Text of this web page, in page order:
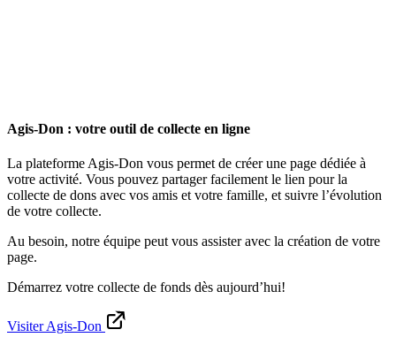
Agis-Don : votre outil de collecte en ligne
La plateforme Agis-Don vous permet de créer une page dédiée à
votre activité. Vous pouvez partager facilement le lien pour la
collecte de dons avec vos amis et votre famille, et suivre l’évolution
de votre collecte.
Au besoin, notre équipe peut vous assister avec la création de votre
page.
Démarrez votre collecte de fonds dès aujourd’hui!
Visiter Agis-Don